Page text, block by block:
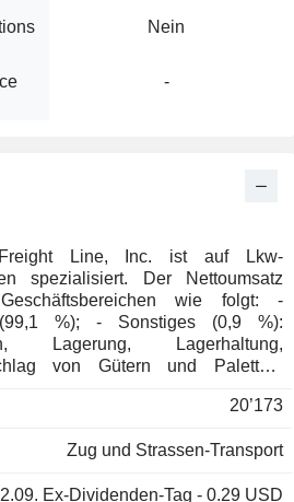
Nein
-
Line, Inc. ist auf Lkw-
spezialisiert. Der Nettoumsatz
wie folgt: -
(0,9 %):
Lagerung, Lagerhaltung,
von Gütern und Paletten,
über ein Netzwerk von 260
20’173
Zug und Strassen-Transport
Ex-Dividenden-Tag - 0.29 USD